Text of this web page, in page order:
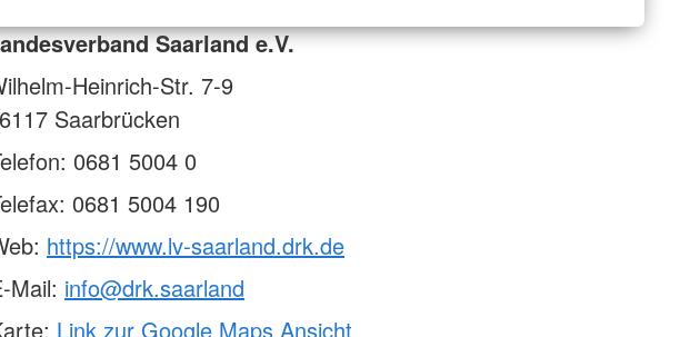
Saarland e.V.
Heinrich-Str. 7-9
Saarbrücken
0681 5004 0
0681 5004 190
https://www.lv-saarland.drk.de
Mail: info@drk.saarland
Link zur Google Maps Ansicht